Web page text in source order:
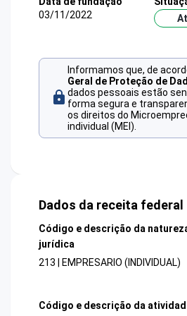
03/11/2022
Informamos que, de
Geral de Proteção de
dados pessoais estão
forma segura e
os direitos do
individual (MEI).
Dados da receita federal
Código e descrição da
jurídica
213 | EMPRESARIO (INDIVIDUAL)
Código e descrição da